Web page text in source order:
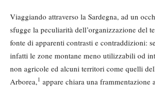
Viaggiando attraverso la Sardegna, ad un
sfugge la peculiarità dell’organizzazione del
fonte di apparenti contrasti e contraddizioni:
infatti le zone montane meno utilizzabili od
non agricole ed alcuni territori come quelli
Arborea,1 appare chiara una frammentazione